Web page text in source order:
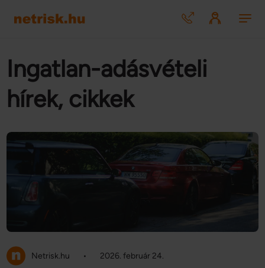
Ingatlan-adásvételi
hírek, cikkek
Netrisk.hu • 2026. február 24.